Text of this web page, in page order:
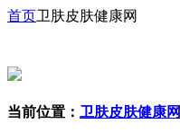
首页卫肤皮肤健康网
当前位置： 卫肤皮肤健康网